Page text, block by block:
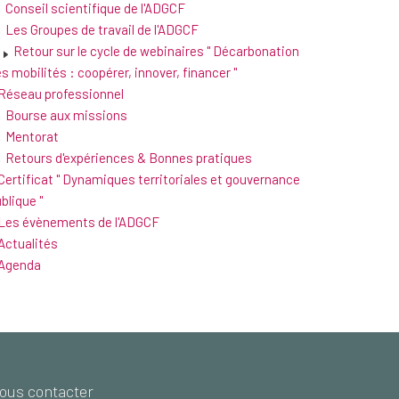
Conseil scientifique de l'ADGCF
Les Groupes de travail de l'ADGCF
Retour sur le cycle de webinaires " Décarbonation
mobilités : coopérer, innover, financer "
professionnel
Bourse aux missions
Mentorat
Retours d'expériences & Bonnes pratiques
" Dynamiques territoriales et gouvernance
"
évènements de l'ADGCF
contacter